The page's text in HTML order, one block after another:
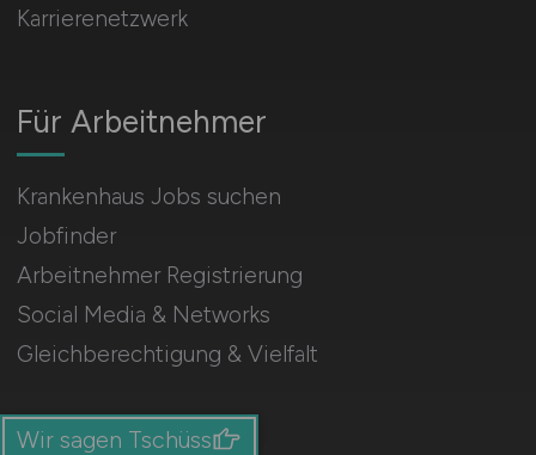
Für Arbeitnehmer
Krankenhaus Jobs suchen
Jobfinder
Arbeitnehmer Registrierung
Social Media & Networks
Gleichberechtigung & Vielfalt
Karrierenetzwerk
Wir sagen Tschüss